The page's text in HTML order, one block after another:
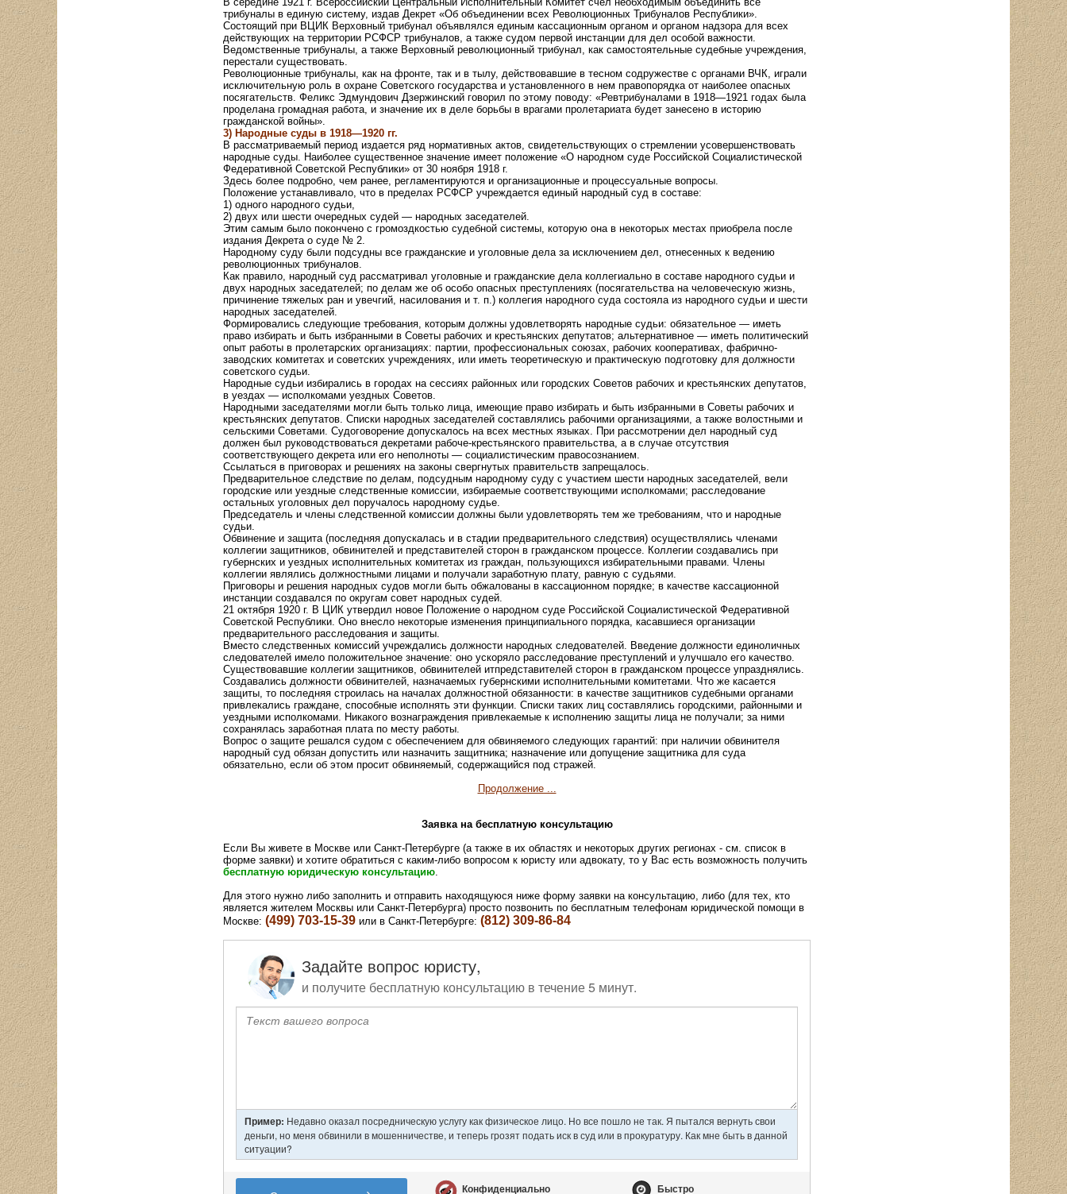
трибуналы в единую систему, издав Декрет «Об объединении всех Революционных Трибуналов Республики».
Состоящий при ВЦИК Верховный трибунал объявлялся единым кассационным органом и органом надзора для всех
действующих на территории РСФСР трибуналов, а также судом первой инстанции для дел особой важности.
Ведомственные трибуналы, а также Верховный революционный трибунал, как самостоятельные судебные учреждения,
перестали существовать.
Революционные трибуналы, как на фронте, так и в тылу, действовавшие в тесном содружестве с органами ВЧК, играли
исключительную роль в охране Советского государства и установленного в нем правопорядка от наиболее опасных
посягательств. Феликс Эдмундович Дзержинский говорил по этому поводу: «Ревтрибуналами в 1918—1921 годах была
проделана громадная работа, и значение их в деле борьбы в врагами пролетариата будет занесено в историю
гражданской войны».
3) Народные суды в 1918—1920 гг.
В рассматриваемый период издается ряд нормативных актов, свидетельствующих о стремлении усовершенствовать
народные суды. Наиболее существенное значение имеет положение «О народном суде Российской Социалистической
Федеративной Советской Республики» от 30 ноября 1918 г.
Здесь более подробно, чем ранее, регламентируются и организационные и процессуальные вопросы.
Положение устанавливало, что в пределах РСФСР учреждается единый народный суд в составе:
1) одного народного судьи,
2) двух или шести очередных судей — народных заседателей.
Этим самым было покончено с громоздкостью судебной системы, которую она в некоторых местах приобрела после
издания Декрета о суде № 2.
Народному суду были подсудны все гражданские и уголовные дела за исключением дел, отнесенных к ведению
революционных трибуналов.
Как правило, народный суд рассматривал уголовные и гражданские дела коллегиально в составе народного судьи и
двух народных заседателей; по делам же об особо опасных преступлениях (посягательства на человеческую жизнь,
причинение тяжелых ран и увечгий, насилования и т. п.) коллегия народного суда состояла из народного судьи и шести
народных заседателей.
Формировались следующие требования, которым должны удовлетворять народные судьи: обязательное — иметь
право избирать и быть избранными в Советы рабочих и крестьянских депутатов; альтернативное — иметь политический
опыт работы в пролетарских организациях: партии, профессиональных союзах, рабочих кооперативах, фабрично-
заводских комитетах и советских учреждениях, или иметь теоретическую и практическую подготовку для должности
советского судьи.
Народные судьи избирались в городах на сессиях районных или городских Советов рабочих и крестьянских депутатов,
в уездах — исполкомами уездных Советов.
Народными заседателями могли быть только лица, имеющие право избирать и быть избранными в Советы рабочих и
крестьянских депутатов. Списки народных заседателей составлялись рабочими организациями, а также волостными и
сельскими Советами. Судоговорение допускалось на всех местных языках. При рассмотрении дел народный суд
должен был руководствоваться декретами рабоче-крестьянского правительства, а в случае отсутствия
соответствующего декрета или его неполноты — социалистическим правосознанием.
Ссылаться в приговорах и решениях на законы свергнутых правительств запрещалось.
Предварительное следствие по делам, подсудным народному суду с участием шести народных заседателей, вели
городские или уездные следственные комиссии, избираемые соответствующими исполкомами; расследование
остальных уголовных дел поручалось народному судье.
Председатель и члены следственной комиссии должны были удовлетворять тем же требованиям, что и народные
судьи.
Обвинение и защита (последняя допускалась и в стадии предварительного следствия) осуществлялись членами
коллегии защитников, обвинителей и представителей сторон в гражданском процессе. Коллегии создавались при
губернских и уездных исполнительных комитетах из граждан, пользующихся избирательными правами. Члены
коллегии являлись должностными лицами и получали заработную плату, равную с судьями.
Приговоры и решения народных судов могли быть обжалованы в кассационном порядке; в качестве кассационной
инстанции создавался по округам совет народных судей.
21 октября 1920 г. В ЦИК утвердил новое Положение о народном суде Российской Социалистической Федеративной
Советской Республики. Оно внесло некоторые изменения принципиального порядка, касавшиеся организации
предварительного расследования и защиты.
Вместо следственных комиссий учреждались должности народных следователей. Введение должности единоличных
следователей имело положительное значение: оно ускоряло расследование преступлений и улучшало его качество.
Существовавшие коллегии защитников, обвинителей итпредставителей сторон в гражданском процессе упразднялись.
Создавались должности обвинителей, назначаемых губернскими исполнительными комитетами. Что же касается
защиты, то последняя строилась на началах должностной обязанности: в качестве защитников судебными органами
привлекались граждане, способные исполнять эти функции. Списки таких лиц составлялись городскими, районными и
уездными исполкомами. Никакого вознаграждения привлекаемые к исполнению защиты лица не получали; за ними
сохранялась заработная плата по месту работы.
Вопрос о защите решался судом с обеспечением для обвиняемого следующих гарантий: при наличии обвинителя
народный суд обязан допустить или назначить защитника; назначение или допущение защитника для суда
обязательно, если об этом просит обвиняемый, содержащийся под стражей.
Продолжение ...
Заявка на бесплатную консультацию
Если Вы живете в Москве или Санкт-Петербурге (а также в их областях и некоторых других регионах - см. список в
форме заявки) и хотите обратиться с каким-либо вопросом к юристу или адвокату, то у Вас есть возможность получить
бесплатную юридическую консультацию.
Для этого нужно либо заполнить и отправить находящуюся ниже форму заявки на консультацию, либо (для тех, кто
является жителем Москвы или Санкт-Петербурга) просто позвонить по бесплатным телефонам юридической помощи в
Москве: (499) 703-15-39 или в Санкт-Петербурге: (812) 309-86-84